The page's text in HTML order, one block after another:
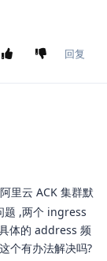
回复
里云 ACK 集群默
题 ,两个 ingress
体的 address 频
个有办法解决吗?